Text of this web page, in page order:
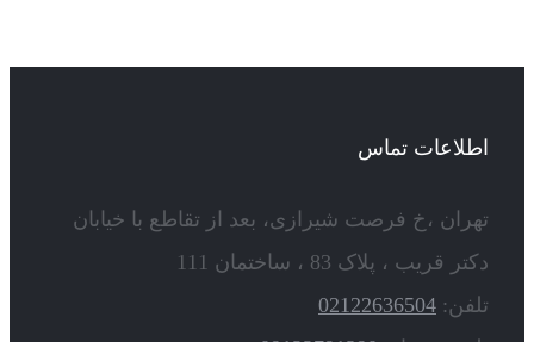
اطلاعات تماس
تهران ،خ فرصت شیرازی، بعد از تقاطع با خیابان
دکتر قریب ، پلاک 83 ، ساختمان 111
تلفن: 02122636504